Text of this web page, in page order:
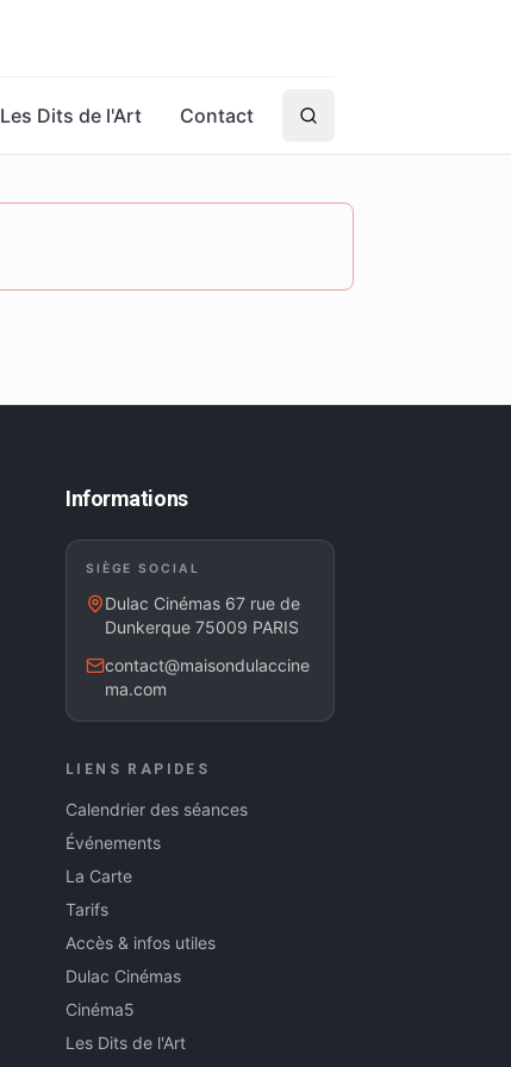
Les Dits de l'Art Contact
Informations
SIÈGE SOCIAL
Dulac Cinémas 67 rue de
Dunkerque 75009 PARIS
contact@maisondulaccine
ma.com
LIENS RAPIDES
Calendrier des séances
Événements
La Carte
Tarifs
Accès & infos utiles
Dulac Cinémas
Cinéma5
Les Dits de l'Art